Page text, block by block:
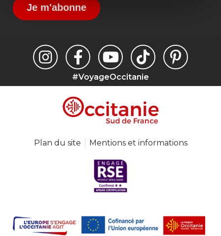
Je m'abonne
#VoyageOccitanie
Plan du site Mentions et informations